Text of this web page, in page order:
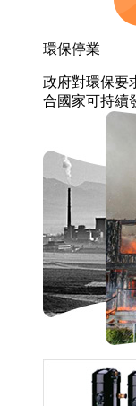
環保停業
政府對環保要
合國家可持續